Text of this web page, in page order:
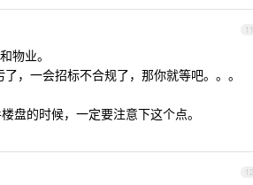
11
物业。
，一会招标不合规了，那你就等吧。。。
盘的时候，一定要注意下这个点。
12